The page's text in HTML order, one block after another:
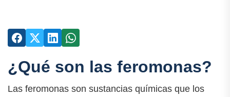
¿Qué son las feromonas?
Las feromonas son sustancias químicas que los